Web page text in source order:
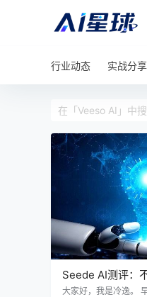
行业动态 实战分享
Seede AI测评：
写Prompt直接出
大家好，我是冷逸。